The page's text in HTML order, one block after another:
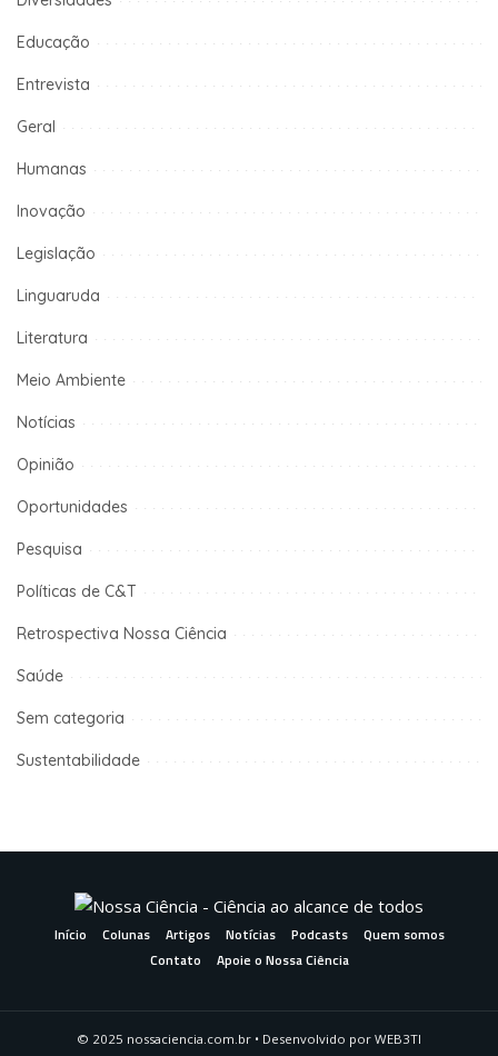
Educação
Entrevista
Geral
Humanas
Inovação
Legislação
Linguaruda
Literatura
Meio Ambiente
Notícias
Opinião
Oportunidades
Pesquisa
Políticas de C&T
Retrospectiva Nossa Ciência
Saúde
Sem categoria
Sustentabilidade
Início Colunas Artigos Notícias Podcasts
Quem somos
Contato
Apoie o Nossa Ciência
© 2025 nossaciencia.com.br • Desenvolvido por WEB3TI